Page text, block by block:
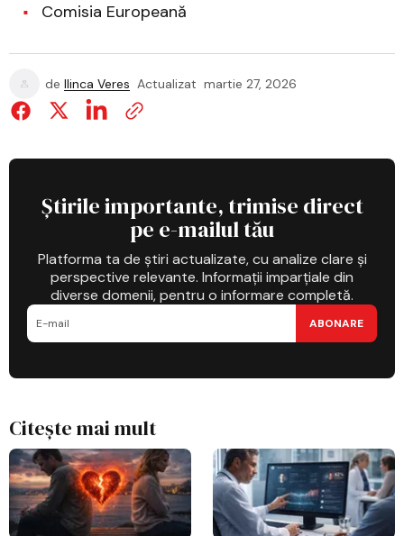
Comisia Europeană
de Ilinca Veres Actualizat martie 27, 2026
Știrile importante, trimise direct
pe e-mailul tău
Platforma ta de știri actualizate, cu analize clare și
perspective relevante. Informații imparțiale din
diverse domenii, pentru o informare completă.
ABONARE
Citește mai mult